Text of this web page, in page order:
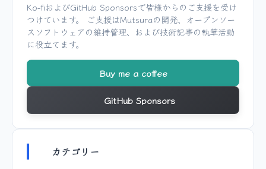
Ko-fiおよびGitHub Sponsorsで皆様からのご支援を受け
つけています。 ご支援はMutsuraの開発、オープンソー
スソフトウェアの維持管理、および技術記事の執筆活動
に役立てます。
Buy me a coffee
GitHub Sponsors
カテゴリー